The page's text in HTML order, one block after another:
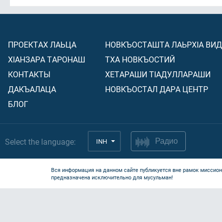
ПРОЕКТАХ ЛАЬЦА
ХIАНЗАРА ТАРОНАШ
КОНТАКТЫ
ДАКЪАЛАЦА
БЛОГ
НОВКЪОСТАШТА ЛАЬРХIА
ТХА НОВКЪОСТИЙ
ХЕТАРАШИ ТIАДУЛЛАРАШИ
НОВКЪОСТАЛ ДАРА ЦЕНТР
Select the language: INH Радио
Вся информация на данном сайте публикуется вне рамок
предназначена исключительно для мусульман!